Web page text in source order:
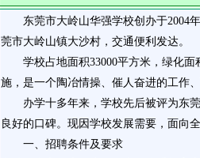
东莞市大岭山华强学校创办于2004年
莞市大岭山镇大沙村，交通便利发达。
学校占地面积33000平方米，绿化面
施，是一个陶冶情操、催人奋进的工作、
办学十多年来，学校先后被评为东莞
良好的口碑。现因学校发展需要，面向
一、招聘条件及要求